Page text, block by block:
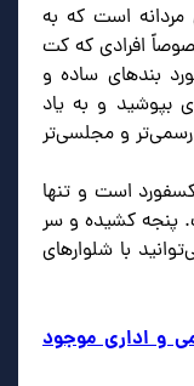
است که به
افرادی که کت
بندهای ساده و
بپوشید و به یاد
رسمی‌تر و مجلسی‌تر
است و تنها
پنجه کشیده و سر
با شلوارهای
و اداری موجود